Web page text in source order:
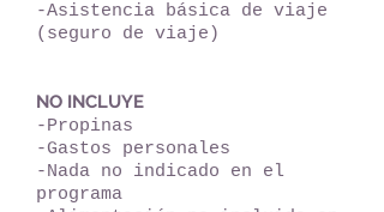
-Asistencia básica de viaje
(seguro de viaje)
NO INCLUYE
-Propinas
-Gastos personales
-Nada no indicado en el
programa